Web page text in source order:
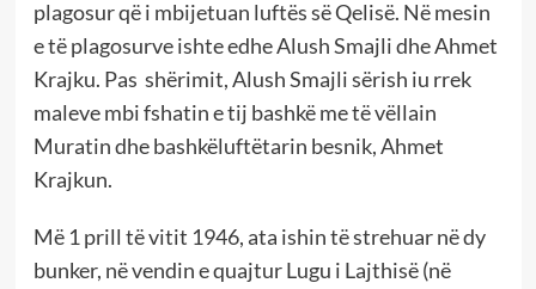
plagosur që i mbijetuan luftës së Qelisë. Në mesin
e të plagosurve ishte edhe Alush Smajli dhe Ahmet
Krajku. Pas shërimit, Alush Smajli sërish iu rrek
maleve mbi fshatin e tij bashkë me të vëllain
Muratin dhe bashkëluftëtarin besnik, Ahmet
Krajkun.
Më 1 prill të vitit 1946, ata ishin të strehuar në dy
bunker, në vendin e quajtur Lugu i Lajthisë (në